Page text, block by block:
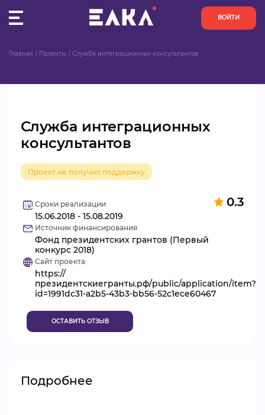
ВОЙТИ
ОРГАНИЗАЦИИ
АНАЛИТИКА
БАЗА ЗНАНИЙ
ВИДЕОКУРСЫ
Главная Проекты Служба интеграционных консультантов
Служба интеграционных
консультантов
Проект не получил поддержку
0.3
Сроки реализации
15.06.2018 - 15.08.2019
Источник финансирования
Фонд президентских грантов (Первый
конкурс 2018)
Сайт проекта
https://
президентскиегранты.рф/public/application/item?
id=1991dc31-a2b5-43b3-bb56-52c1ece60467
ОСТАВИТЬ ОТЗЫВ
Подробнее